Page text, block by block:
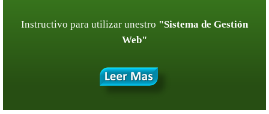
Instructivo para utilizar unestro "Sistema de Gestión
Web"